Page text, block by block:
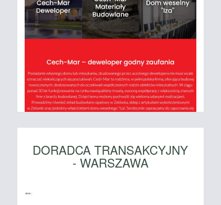
DORADCA TRANSAKCYJNY
- WARSZAWA